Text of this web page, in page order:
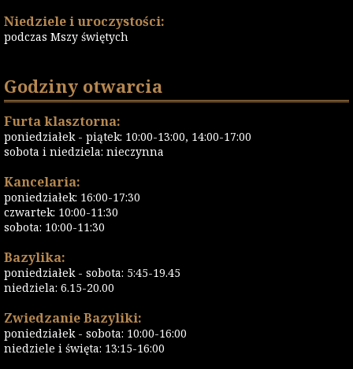
Niedziele i uroczystości:
podczas Mszy świętych
Godziny otwarcia
Furta klasztorna:
poniedziałek - piątek: 10:00-13:00, 14:00-17:00
sobota i niedziela: nieczynna
Kancelaria:
poniedziałek: 16:00-17:30
czwartek: 10:00-11:30
sobota: 10:00-11:30
Bazylika:
poniedziałek - sobota: 5:45-19.45
niedziela: 6.15-20.00
Zwiedzanie Bazyliki:
poniedziałek - sobota: 10:00-16:00
niedziele i święta: 13:15-16:00